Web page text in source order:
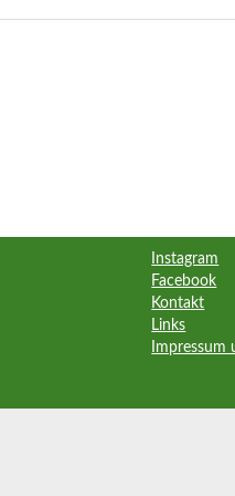
Instagram
Facebook
Kontakt
Links
Impressum